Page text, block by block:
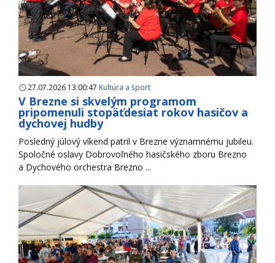
27.07.2026 13:00:47 Kultúra a šport
V Brezne si skvelým programom
pripomenuli stopäťdesiat rokov hasičov a
dychovej hudby
Posledný júlový víkend patril v Brezne významnému jubileu.
Spoločné oslavy Dobrovoľného hasičského zboru Brezno
a Dychového orchestra Brezno ...